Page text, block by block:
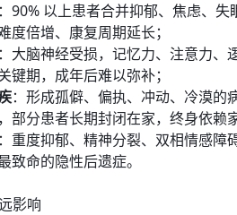
：90% 以上患者合并抑郁、焦虑、
度倍增、康复周期延长；
：大脑神经受损，记忆力、注意力、
键期，成年后难以弥补；
：形成孤僻、偏执、冲动、冷漠的
部分患者长期封闭在家，终身依赖
：重度抑郁、精神分裂、双相情感障
致命的隐性后遗症。
影响